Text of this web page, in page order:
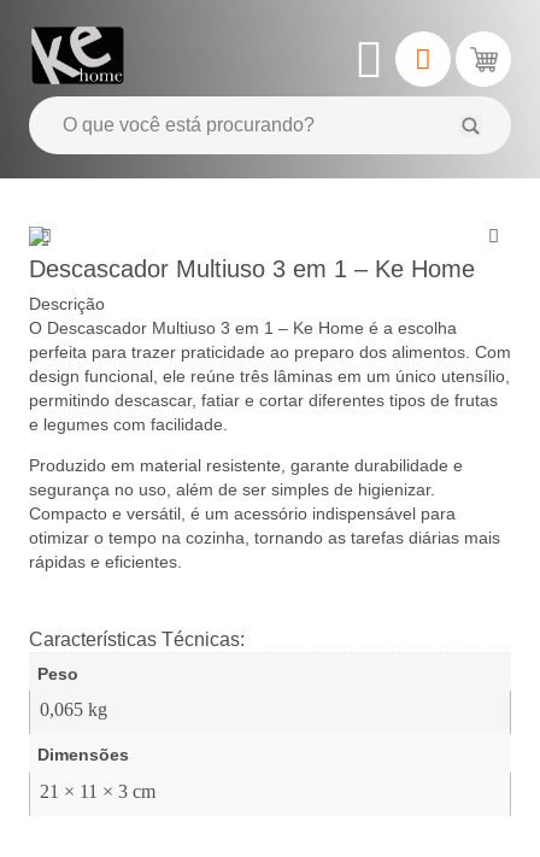
Descascador Multiuso 3 em 1 – Ke Home
Descrição
O Descascador Multiuso 3 em 1 – Ke Home é a escolha
perfeita para trazer praticidade ao preparo dos alimentos. Com
design funcional, ele reúne três lâminas em um único utensílio,
permitindo descascar, fatiar e cortar diferentes tipos de frutas
e legumes com facilidade.
Produzido em material resistente, garante durabilidade e
segurança no uso, além de ser simples de higienizar.
Compacto e versátil, é um acessório indispensável para
otimizar o tempo na cozinha, tornando as tarefas diárias mais
rápidas e eficientes.
Características Técnicas:
Peso
0,065 kg
Dimensões
21 × 11 × 3 cm